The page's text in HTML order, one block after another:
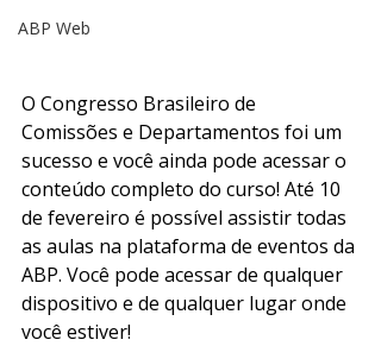
ABP Web
O Congresso Brasileiro de
Comissões e Departamentos foi um
sucesso e você ainda pode acessar o
conteúdo completo do curso! Até 10
de fevereiro é possível assistir todas
as aulas na plataforma de eventos da
ABP. Você pode acessar de qualquer
dispositivo e de qualquer lugar onde
você estiver!